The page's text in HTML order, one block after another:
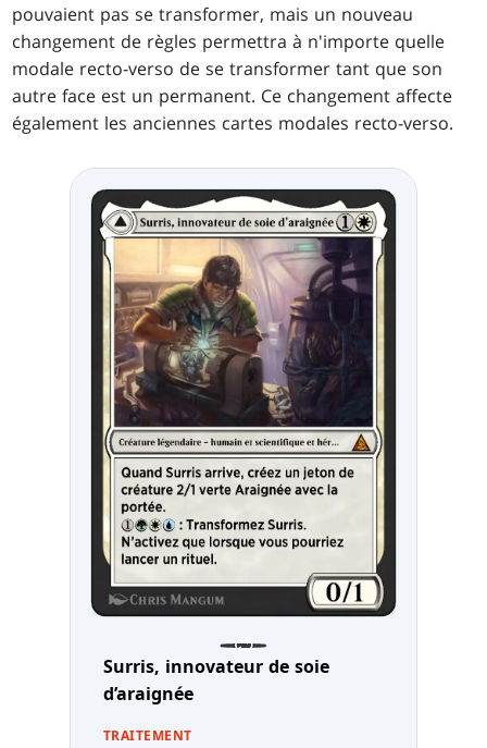
pouvaient pas se transformer, mais un nouveau
changement de règles permettra à n'importe quelle
modale recto-verso de se transformer tant que son
autre face est un permanent. Ce changement affecte
également les anciennes cartes modales recto-verso.
Surris, innovateur de soie
d’araignée
TRAITEMENT